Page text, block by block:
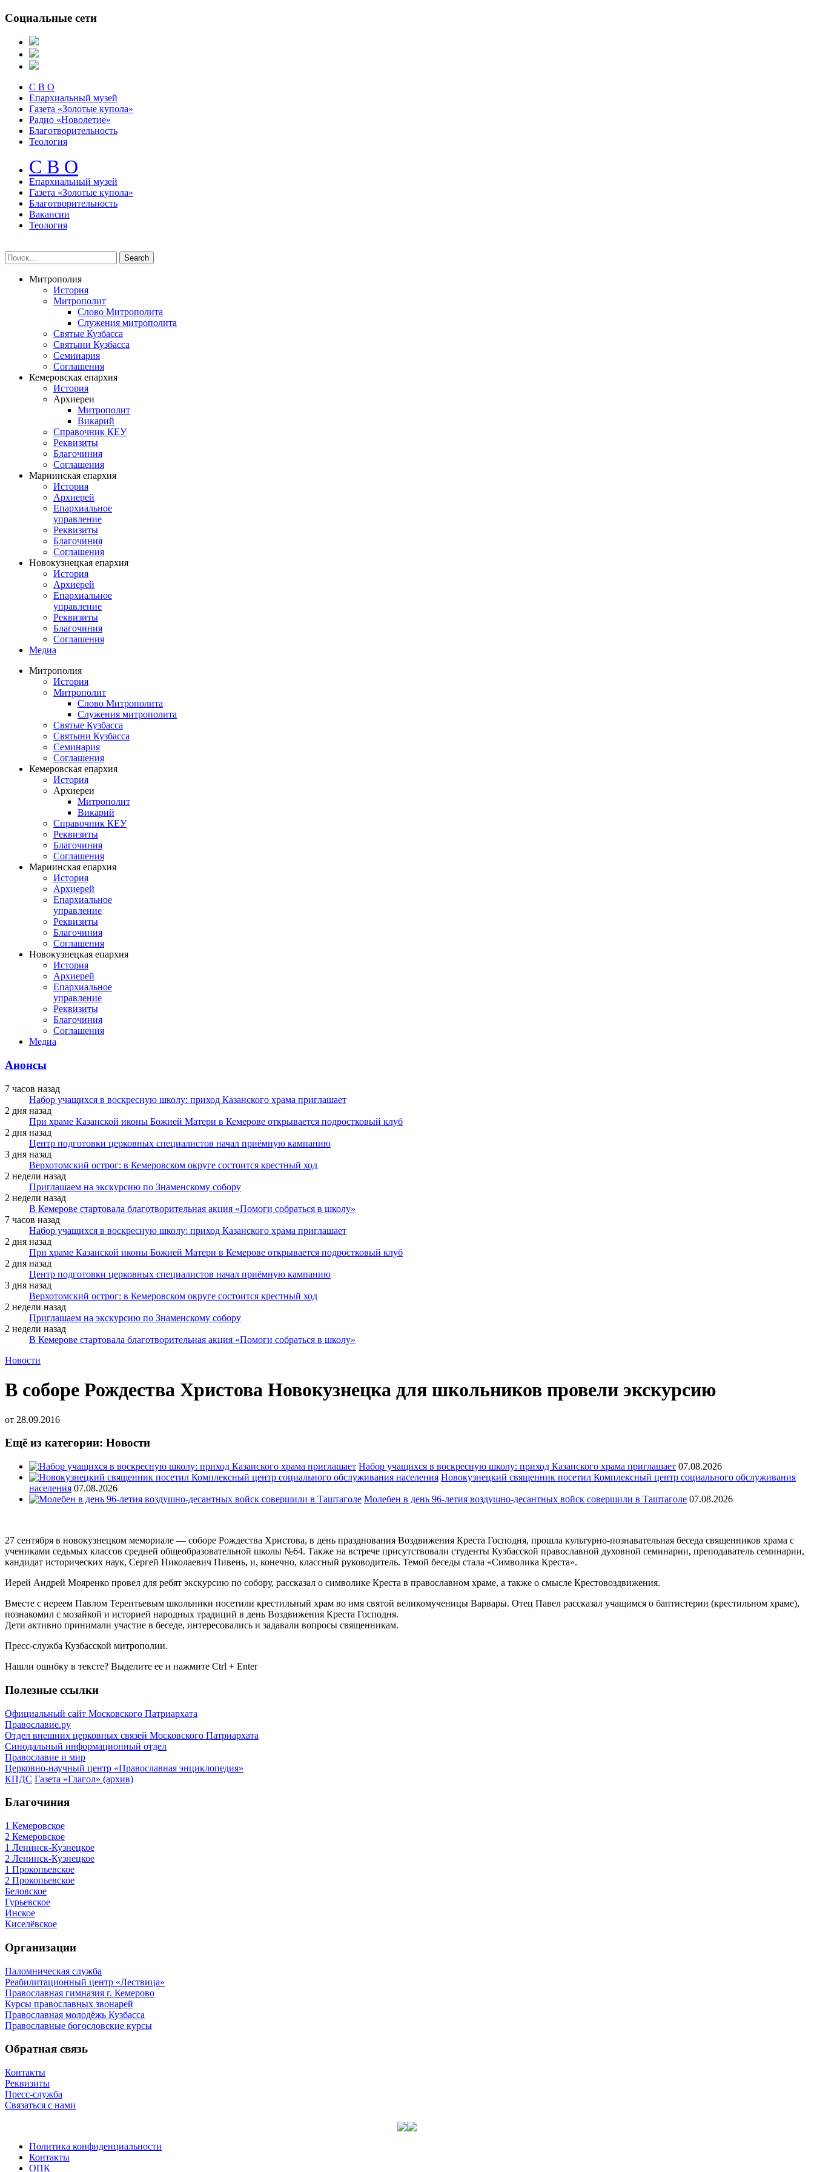
Социальные сети
С В О
Епархиальный музей
Газета «Золотые купола»
Радио «Новолетие»
Благотворительность
Теология
С В О
Епархиальный музeй
Газета «Золотые купола»
Благотворительность
Вакансии
Теология
Митрополия
История
Митрополит
Слово Митрополита
Служения митрополита
Святые Кузбасса
Святыни Кузбасса
Семинария
Соглашения
Кемеровская епархия
История
Архиереи
Митрополит
Викарий
Справочник КЕУ
Реквизиты
Благочиния
Соглашения
Мариинская епархия
История
Архиерей
Епархиальное
управление
Реквизиты
Благочиния
Соглашения
Новокузнецкая епархия
История
Архиерей
Епархиальное
управление
Реквизиты
Благочиния
Соглашения
Медиа
Митрополия
История
Митрополит
Слово Митрополита
Служения митрополита
Святые Кузбасса
Святыни Кузбасса
Семинария
Соглашения
Кемеровская епархия
История
Архиереи
Митрополит
Викарий
Справочник КЕУ
Реквизиты
Благочиния
Соглашения
Мариинская епархия
История
Архиерей
Епархиальное
управление
Реквизиты
Благочиния
Соглашения
Новокузнецкая епархия
История
Архиерей
Епархиальное
управление
Реквизиты
Благочиния
Соглашения
Медиа
Анонсы
7 часов назад
Набор учащихся в воскресную школу: приход Казанского храма приглашает
2 дня назад
При храме Казанской иконы Божией Матери в Кемерове открывается подростковый клуб
2 дня назад
Центр подготовки церковных специалистов начал приёмную кампанию
3 дня назад
Верхотомский острог: в Кемеровском округе состоится крестный ход
2 недели назад
Приглашаем на экскурсию по Знаменскому собору
2 недели назад
В Кемерове стартовала благотворительная акция «Помоги собраться в школу»
7 часов назад
Набор учащихся в воскресную школу: приход Казанского храма приглашает
2 дня назад
При храме Казанской иконы Божией Матери в Кемерове открывается подростковый клуб
2 дня назад
Центр подготовки церковных специалистов начал приёмную кампанию
3 дня назад
Верхотомский острог: в Кемеровском округе состоится крестный ход
2 недели назад
Приглашаем на экскурсию по Знаменскому собору
2 недели назад
В Кемерове стартовала благотворительная акция «Помоги собраться в школу»
Новости
В соборе Рождества Христова Новокузнецка для школьников провели экскурсию
от 28.09.2016
Ещё из категории: Новости
Набор учащихся в воскресную школу: приход Казанского храма приглашает 07.08.2026
Новокузнецкий священник посетил Комплексный центр социального обслуживания
населения 07.08.2026
Молебен в день 96-летия воздушно-десантных войск совершили в Таштаголе 07.08.2026
27 сентября в новокузнецком мемориале — соборе Рождества Христова, в день празднования Воздвижения Креста Господня, прошла культурно-познавательная беседа священников храма с
учениками седьмых классов средней общеобразовательной школы №64. Также на встрече присутствовали студенты Кузбасской православной духовной семинарии, преподаватель семинарии,
кандидат исторических наук, Сергей Николаевич Пивень, и, конечно, классный руководитель. Темой беседы стала «Символика Креста».
Иерей Андрей Мояренко провел для ребят экскурсию по собору, рассказал о символике Креста в православном храме, а также о смысле Крестовоздвижения.
Вместе с иереем Павлом Терентьевым школьники посетили крестильный храм во имя святой великомученицы Варвары. Отец Павел рассказал учащимся о баптистерии (крестильном храме),
познакомил с мозайкой и историей народных традиций в день Воздвижения Креста Господня.
Дети активно принимали участие в беседе, интересовались и задавали вопросы священникам.
Пресс-служба Кузбасской митрополии.
Нашли ошибку в тексте? Выделите ее и нажмите Ctrl + Enter
Полезные ссылки
Официальный сайт Московского Патриархата
Православие.ру
Отдел внешних церковных связей Московского Патриархата
Синодальный информационный отдел
Православие и мир
Церковно-научный центр «Православная энциклопедия»
КПДС Газета «Глагол» (архив)
Благочиния
1 Кемеровское
2 Кемеровское
1 Ленинск-Кузнецкое
2 Ленинск-Кузнецкое
1 Прокопьевское
2 Прокопьевское
Беловское
Гурьевское
Инское
Киселёвское
Организации
Паломническая служба
Реабилитационный центр «Лествица»
Православная гимназия г. Кемерово
Курсы православных звонарей
Православная молодёжь Кузбасса
Православные богословские курсы
Обратная связь
Контакты
Реквизиты
Пресс-служба
Связаться с нами
Политика конфиденциальности
Контакты
ОПК